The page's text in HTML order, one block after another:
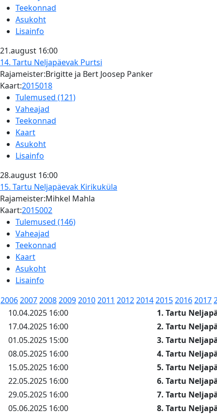
Teekonnad
Asukoht
Lisainfo
21.august 16:00
14. Tartu Neljapäevak Purtsi
Rajameister:Brigitte ja Bert Joosep Panker
Kaart:2015018
Tulemused (121)
Vaheajad
Teekonnad
Kaart
Asukoht
Lisainfo
28.august 16:00
15. Tartu Neljapäevak Kirikuküla
Rajameister:Mihkel Mahla
Kaart:2015002
Tulemused (146)
Vaheajad
Teekonnad
Kaart
Asukoht
Lisainfo
200620072008200920102011 20122014201520162017
10.04.2025 16:00
1. Tartu
17.04.2025 16:00
2. Tartu
01.05.2025 15:00
3. Tartu
08.05.2025 16:00
4. Tartu
15.05.2025 16:00
5. Tartu
22.05.2025 16:00
6. Tartu
29.05.2025 16:00
7. Tartu
05.06.2025 16:00
8. Tartu